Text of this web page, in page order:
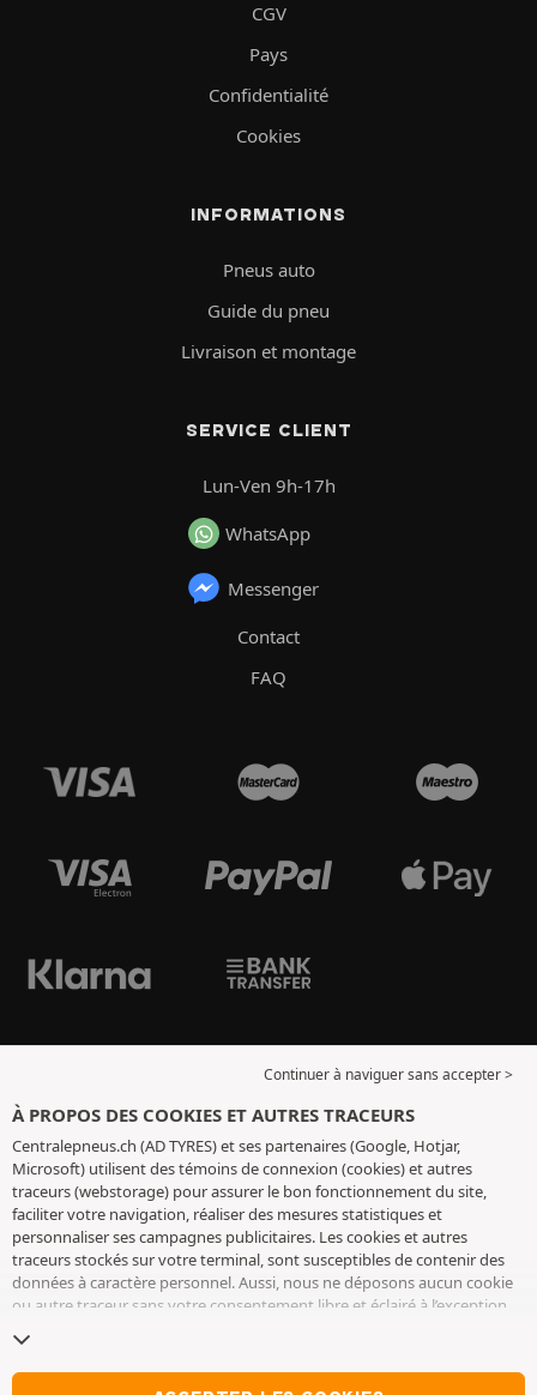
CGV
Pays
Confidentialité
Cookies
INFORMATIONS
Pneus auto
Guide du pneu
Livraison et montage
SERVICE CLIENT
Lun-Ven 9h-17h
WhatsApp
Messenger
Contact
FAQ
Continuer à naviguer sans accepter >
À PROPOS DES COOKIES ET AUTRES TRACEURS
Centralepneus.ch (AD TYRES) et ses partenaires (Google, Hotjar,
Microsoft) utilisent des témoins de connexion (cookies) et autres
traceurs (webstorage) pour assurer le bon fonctionnement du site,
faciliter votre navigation, réaliser des mesures statistiques et
personnaliser ses campagnes publicitaires. Les cookies et autres
traceurs stockés sur votre terminal, sont susceptibles de contenir des
données à caractère personnel. Aussi, nous ne déposons aucun cookie
ou autre traceur sans votre consentement libre et éclairé à l’exception
conservons votre choix pendant 6 mois. Vous pouvez retirer votre
consentement à tout moment en vous rendant sur lapage cookies et